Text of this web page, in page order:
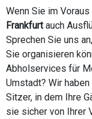
Wenn Sie im
Frankfurtauch
Sprechen Sie uns
Sie organisieren
Abholservices für
Umstadt? Wir
Sitzer, in dem Ihre
sie sicher von Ihrer